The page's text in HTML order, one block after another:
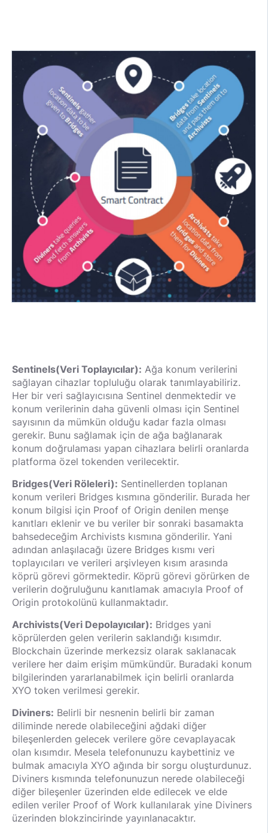
Sentinels(Veri Toplayıcılar): Ağa konum verilerini
sağlayan cihazlar topluluğu olarak tanımlayabiliriz.
Her bir veri sağlayıcısına Sentinel denmektedir ve
konum verilerinin daha güvenli olması için Sentinel
sayısının da mümkün olduğu kadar fazla olması
gerekir. Bunu sağlamak için de ağa bağlanarak
konum doğrulaması yapan cihazlara belirli oranlarda
platforma özel tokenden verilecektir.
Bridges(Veri Röleleri): Sentinellerden toplanan
konum verileri Bridges kısmına gönderilir. Burada her
konum bilgisi için Proof of Origin denilen menşe
kanıtları eklenir ve bu veriler bir sonraki basamakta
bahsedeceğim Archivists kısmına gönderilir. Yani
adından anlaşılacağı üzere Bridges kısmı veri
toplayıcıları ve verileri arşivleyen kısım arasında
köprü görevi görmektedir. Köprü görevi görürken de
verilerin doğruluğunu kanıtlamak amacıyla Proof of
Origin protokolünü kullanmaktadır.
Archivists(Veri Depolayıcılar): Bridges yani
köprülerden gelen verilerin saklandığı kısımdır.
Blockchain üzerinde merkezsiz olarak saklanacak
verilere her daim erişim mümkündür. Buradaki konum
bilgilerinden yararlanabilmek için belirli oranlarda
XYO token verilmesi gerekir.
Diviners: Belirli bir nesnenin belirli bir zaman
diliminde nerede olabileceğini ağdaki diğer
bileşenlerden gelecek verilere göre cevaplayacak
olan kısımdır. Mesela telefonunuzu kaybettiniz ve
bulmak amacıyla XYO ağında bir sorgu oluşturdunuz.
Diviners kısmında telefonunuzun nerede olabileceği
diğer bileşenler üzerinden elde edilecek ve elde
edilen veriler Proof of Work kullanılarak yine Diviners
üzerinden blokzincirinde yayınlanacaktır.